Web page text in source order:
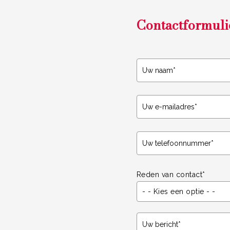
Reden van contact*
- - Kies een optie - -